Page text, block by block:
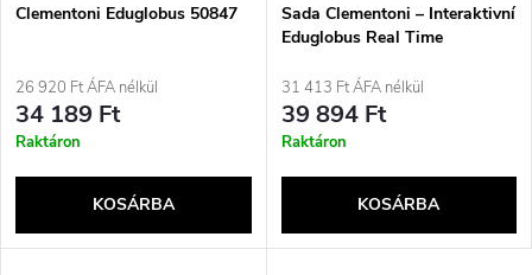
Clementoni Eduglobus 50847
26 920 Ft ÁFA nélkül
34 189 Ft
Raktáron
KOSÁRBA
Sada Clementoni – Interaktivní
Eduglobus Real Time
31 413 Ft ÁFA nélkül
39 894 Ft
Raktáron
KOSÁRBA